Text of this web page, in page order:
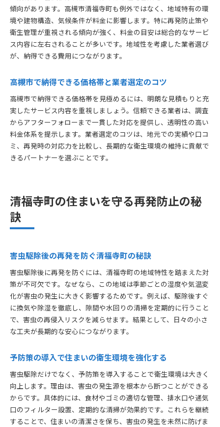
傾向があります。高槻市清福寺町も例外ではなく、地域特有の環
境や建物構造、気候条件が料金に影響します。特に再発防止策や
衛生管理が重視される傾向が強く、料金の目安は総合的なサービ
ス内容に左右されることが多いです。地域性を考慮した業者選び
が、納得できる費用につながります。
高槻市で納得できる価格帯と業者選定のコツ
高槻市で納得できる価格帯を見極めるには、明朗な見積もりと充
実したサービス内容を重視しましょう。信頼できる業者は、調査
からアフターフォローまで一貫した対応を提供し、透明性の高い
料金体系を提示します。業者選定のコツは、地元での実績や口コ
ミ、再発時の対応力を比較し、長期的な衛生環境の維持に貢献で
きるパートナーを選ぶことです。
清福寺町の住まいを守る再発防止の秘
訣
害虫駆除後の再発を防ぐ清福寺町の秘訣
害虫駆除後に再発を防ぐには、清福寺町の地域特性を踏まえた対
策が不可欠です。なぜなら、この地域は季節ごとの湿度や気温変
化が害虫の発生に大きく影響するためです。例えば、駆除後すぐ
に換気や除湿を徹底し、隙間や水回りの清掃を定期的に行うこと
で、害虫の再侵入リスクを減らせます。結果として、日々の小さ
な工夫が長期的な安心につながります。
予防策の導入で住まいの衛生環境を強化する
害虫駆除だけでなく、予防策を導入することで衛生環境は大きく
向上します。理由は、害虫の発生源を根本から断つことができる
からです。具体的には、食材やゴミの適切な管理、排水口や通気
口のフィルター設置、定期的な清掃が効果的です。これらを継続
することで、住まいの清潔さを保ち、害虫の発生を未然に防げま